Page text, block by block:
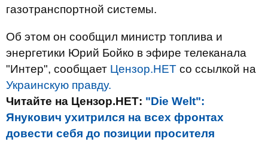
газотранспортной системы.
Об этом он сообщил министр топлива и
энергетики Юрий Бойко в эфире телеканала
"Интер", сообщает Цензор.НЕТ со ссылкой на
Украинскую правду.
Читайте на Цензор.НЕТ: "Die Welt":
Янукович ухитрился на всех фронтах
довести себя до позиции просителя